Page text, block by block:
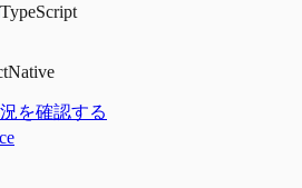
TypeScript
を確認する